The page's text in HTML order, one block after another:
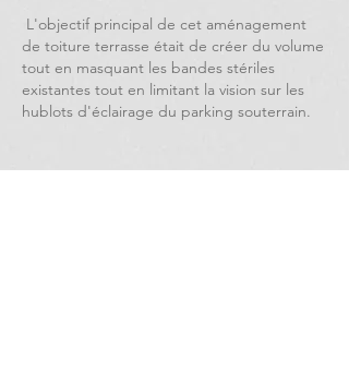
L'objectif principal de cet aménagement
de toiture terrasse était de créer du volume
tout en masquant les bandes stériles
existantes tout en limitant la vision sur les
hublots d'éclairage du parking souterrain.